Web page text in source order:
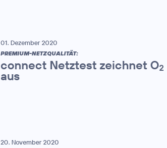
01. Dezember 2020
PREMIUM-NETZQUALITÄT:
connect Netztest zeichnet O2
aus
20. November 2020